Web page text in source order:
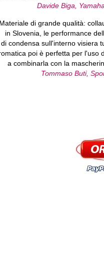
Davide Biga,
di grande qualità:
in Slovenia, le performance
condensa sull'interno visiera
poi è perfetta per l'uso
a combinarla con la
Tommaso Buti,